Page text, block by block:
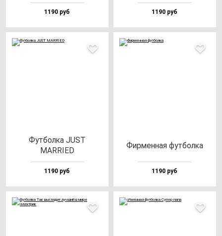
1190 руб 1190 руб
Фут­бол­ка JUST
MARRIED
1190 руб
Фир­мен­ная фут­бол­ка
1190 руб